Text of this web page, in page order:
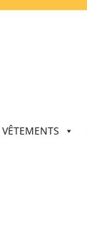
VÊTEMENTS